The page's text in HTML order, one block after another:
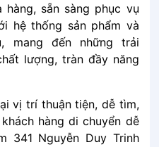
sẵn sàng phục vụ
hệ thống sản phẩm và
mang đến những trải
lượng, tràn đầy năng
vị trí thuận tiện, dễ tìm,
hàng di chuyển dễ
341 Nguyễn Duy Trinh